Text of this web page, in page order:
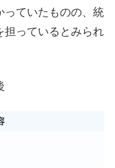
っていたものの、統
担っているとみられ